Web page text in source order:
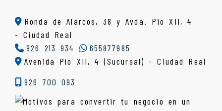
Ronda de Alarcos, 38 y Avda. Pio XII, 4
-Ciudad Real
926 213 934
655877985
Avenida Pío XII, 4 (Sucursal) - Ciudad Real
926 700 093